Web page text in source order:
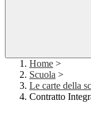
Home >
Scuola >
Le carte della
Contratto